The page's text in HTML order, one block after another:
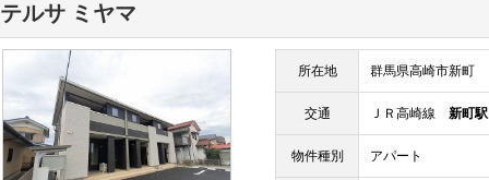
テルサ ミヤマ
所在地 群馬県高崎市新町
交通 ＪＲ高崎線 新町駅
物件種別 アパート